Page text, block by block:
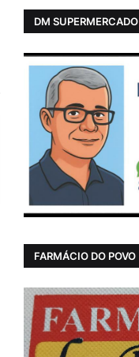
DM SUPERMERCADO
FARMÁCIO DO POVO